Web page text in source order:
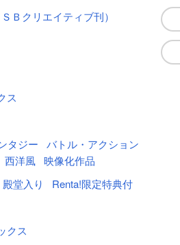
Ｂクリエイティブ刊）
ス
タジー
バトル・アクション
西洋風 映像化作品
殿堂入り Renta!限定特典付
クス